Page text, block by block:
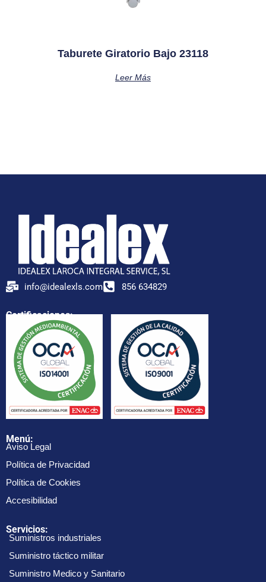
Taburete Giratorio Bajo 23118
Leer Más
info@idealexls.com 856 634829
Certificaciones:
Menú:
Aviso Legal
Política de Privacidad
Política de Cookies
Accesibilidad
Servicios:
Suministros industriales
Suministro táctico militar
Suministro Medico y Sanitario